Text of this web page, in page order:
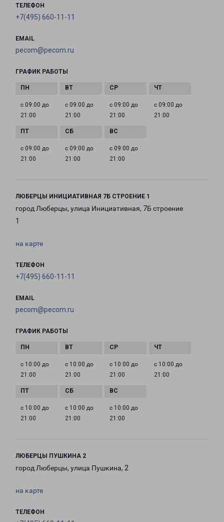
ТЕЛЕФОН
+7(495) 660-11-11
EMAIL
pecom@pecom.ru
ГРАФИК РАБОТЫ
с 09:00 до
21:00
с 09:00 до
21:00
с 09:00 до
21:00
с 09:00 до
21:00
с 09:00 до
21:00
с 09:00 до
21:00
с 09:00 до
21:00
ЛЮБЕРЦЫ ИНИЦИАТИВНАЯ 7Б СТРОЕНИЕ 1
город Люберцы, улица Инициативная, 7Б строение
1
на карте
ТЕЛЕФОН
+7(495) 660-11-11
EMAIL
pecom@pecom.ru
ГРАФИК РАБОТЫ
с 10:00 до
21:00
с 10:00 до
21:00
с 10:00 до
21:00
с 10:00 до
21:00
с 10:00 до
21:00
с 10:00 до
21:00
с 10:00 до
21:00
ЛЮБЕРЦЫ ПУШКИНА 2
город Люберцы, улица Пушкина, 2
на карте
ТЕЛЕФОН